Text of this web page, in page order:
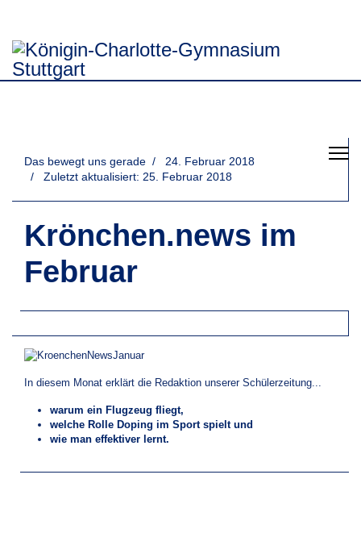
Das bewegt uns gerade
24. Februar 2018
Zuletzt aktualisiert: 25. Februar 2018
Krönchen.news im
Februar
In diesem Monat erklärt die Redaktion unserer Schülerzeitung...
warum ein Flugzeug fliegt,
welche Rolle Doping im Sport spielt und
wie man effektiver lernt.